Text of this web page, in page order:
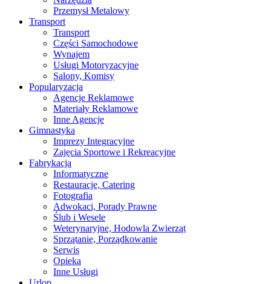
Przemysł Metalowy
Transport
Transport
Części Samochodowe
Wynajem
Usługi Motoryzacyjne
Salony, Komisy
Popularyzacja
Agencje Reklamowe
Materiały Reklamowe
Inne Agencje
Gimnastyka
Imprezy Integracyjne
Zajęcia Sportowe i Rekreacyjne
Fabrykacja
Informatyczne
Restauracje, Catering
Fotografia
Adwokaci, Porady Prawne
Ślub i Wesele
Weterynaryjne, Hodowla Zwierząt
Sprzątanie, Porządkowanie
Serwis
Opieka
Inne Usługi